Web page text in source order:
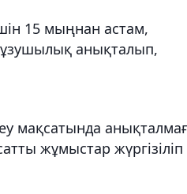
15 мыңнан астам,
анықталып,
мақсатында
жұмыстар жүргізіліп